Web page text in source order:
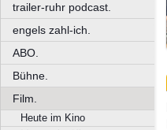
trailer-ruhr podcast.
engels zahl-ich.
ABO.
Bühne.
Film.
Heute im Kino